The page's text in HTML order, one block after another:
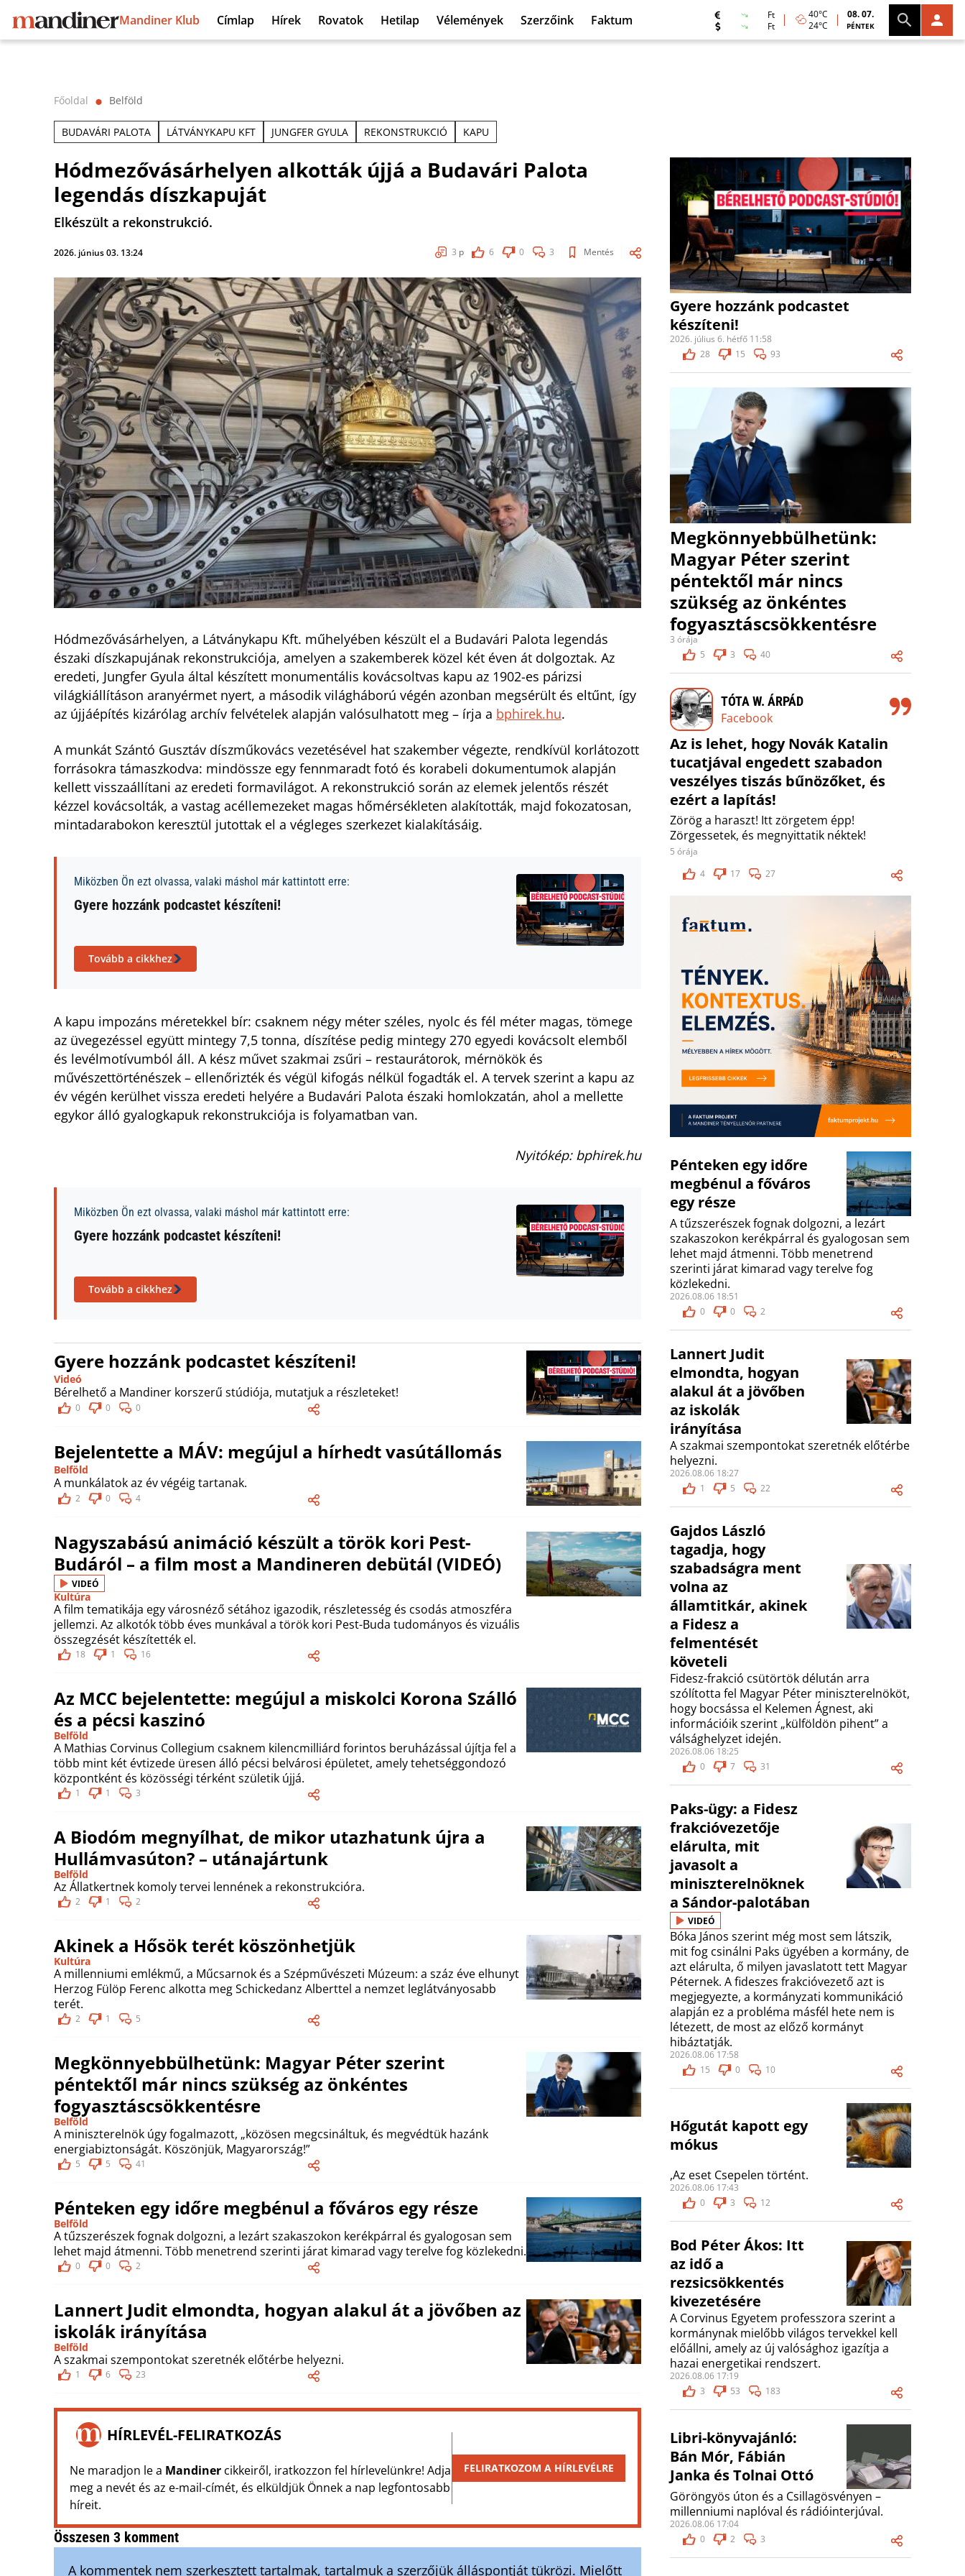
Mandiner Klub Címlap Hírek Rovatok Hetilap Vélemények Szerzőink Faktum
Ft
Ft
40°C
24°C
08. 07.
PÉNTEK
Főoldal ⬤ Belföld
BUDAVÁRI PALOTA LÁTVÁNYKAPU KFT JUNGFER GYULA REKONSTRUKCIÓ KAPU
Hódmezővásárhelyen alkották újjá a Budavári Palota
legendás díszkapuját
Elkészült a rekonstrukció.
2026. június 03. 13:24 3 p 6 0 3 Mentés
Hódmezővásárhelyen, a Látványkapu Kft. műhelyében készült el a Budavári Palota legendás
északi díszkapujának rekonstrukciója, amelyen a szakemberek közel két éven át dolgoztak. Az
eredeti, Jungfer Gyula által készített monumentális kovácsoltvas kapu az 1902-es párizsi
világkiállításon aranyérmet nyert, a második világháború végén azonban megsérült és eltűnt, így
az újjáépítés kizárólag archív felvételek alapján valósulhatott meg – írja a bphirek.hu.
A munkát Szántó Gusztáv díszműkovács vezetésével hat szakember végezte, rendkívül korlátozott
forrásokra támaszkodva: mindössze egy fennmaradt fotó és korabeli dokumentumok alapján
kellett visszaállítani az eredeti formavilágot. A rekonstrukció során az elemek jelentős részét
kézzel kovácsolták, a vastag acéllemezeket magas hőmérsékleten alakították, majd fokozatosan,
mintadarabokon keresztül jutottak el a végleges szerkezet kialakításáig.
Miközben Ön ezt olvassa, valaki máshol már kattintott erre:
Gyere hozzánk podcastet készíteni!
Tovább a cikkhez
A kapu impozáns méretekkel bír: csaknem négy méter széles, nyolc és fél méter magas, tömege
az üvegezéssel együtt mintegy 7,5 tonna, díszítése pedig mintegy 270 egyedi kovácsolt elemből
és levélmotívumból áll. A kész művet szakmai zsűri – restaurátorok, mérnökök és
művészettörténészek – ellenőrizték és végül kifogás nélkül fogadták el. A tervek szerint a kapu az
év végén kerülhet vissza eredeti helyére a Budavári Palota északi homlokzatán, ahol a mellette
egykor álló gyalogkapuk rekonstrukciója is folyamatban van.
Nyitókép: bphirek.hu
Miközben Ön ezt olvassa, valaki máshol már kattintott erre:
Gyere hozzánk podcastet készíteni!
Tovább a cikkhez
Gyere hozzánk podcastet készíteni!
Videó
Bérelhető a Mandiner korszerű stúdiója, mutatjuk a részleteket!
0 0 0
Bejelentette a MÁV: megújul a hírhedt vasútállomás
Belföld
A munkálatok az év végéig tartanak.
2 0 4
Nagyszabású animáció készült a török kori Pest-
Budáról – a film most a Mandineren debütál (VIDEÓ)
VIDEÓ
Kultúra
A film tematikája egy városnéző sétához igazodik, részletesség és csodás atmoszféra
jellemzi. Az alkotók több éves munkával a török kori Pest-Buda tudományos és vizuális
összegzését készítették el.
18 1 16
Az MCC bejelentette: megújul a miskolci Korona Szálló
és a pécsi kaszinó
Belföld
A Mathias Corvinus Collegium csaknem kilencmilliárd forintos beruházással újítja fel a
több mint két évtizede üresen álló pécsi belvárosi épületet, amely tehetséggondozó
központként és közösségi térként születik újjá.
1 1 3
A Biodóm megnyílhat, de mikor utazhatunk újra a
Hullámvasúton? – utánajártunk
Belföld
Az Állatkertnek komoly tervei lennének a rekonstrukcióra.
2 1 2
Akinek a Hősök terét köszönhetjük
Kultúra
A millenniumi emlékmű, a Műcsarnok és a Szépművészeti Múzeum: a száz éve elhunyt
Herzog Fülöp Ferenc alkotta meg Schickedanz Alberttel a nemzet leglátványosabb
terét.
2 1 5
Megkönnyebbülhetünk: Magyar Péter szerint
péntektől már nincs szükség az önkéntes
fogyasztáscsökkentésre
Belföld
A miniszterelnök úgy fogalmazott, „közösen megcsináltuk, és megvédtük hazánk
energiabiztonságát. Köszönjük, Magyarország!”
5 5 41
Pénteken egy időre megbénul a főváros egy része
Belföld
A tűzszerészek fognak dolgozni, a lezárt szakaszokon kerékpárral és gyalogosan sem
lehet majd átmenni. Több menetrend szerinti járat kimarad vagy terelve fog közlekedni.
0 0 2
Lannert Judit elmondta, hogyan alakul át a jövőben az
iskolák irányítása
Belföld
A szakmai szempontokat szeretnék előtérbe helyezni.
1 6 23
HÍRLEVÉL-FELIRATKOZÁS
Ne maradjon le a Mandiner cikkeiről, iratkozzon fel hírlevelünkre! Adja
meg a nevét és az e-mail-címét, és elküldjük Önnek a nap legfontosabb
híreit.
FELIRATKOZOM A HÍRLEVÉLRE
Összesen 3 komment
A kommentek nem szerkesztett tartalmak, tartalmuk a szerzőjük álláspontját tükrözi. Mielőtt
Gyere hozzánk podcastet
készíteni!
2026. július 6. hétfő 11:58
28
15 93
Megkönnyebbülhetünk:
Magyar Péter szerint
péntektől már nincs
szükség az önkéntes
fogyasztáscsökkentésre
3 órája
5
3 40
TÓTA W. ÁRPÁD
Facebook
Az is lehet, hogy Novák Katalin
tucatjával engedett szabadon
veszélyes tiszás bűnözőket, és
ezért a lapítás!
Zörög a haraszt! Itt zörgetem épp!
Zörgessetek, és megnyittatik néktek!
5 órája
4
17 27
Pénteken egy időre
megbénul a főváros
egy része
A tűzszerészek fognak dolgozni, a lezárt
szakaszokon kerékpárral és gyalogosan sem
lehet majd átmenni. Több menetrend
szerinti járat kimarad vagy terelve fog
közlekedni.
2026.08.06 18:51
0
0 2
Lannert Judit
elmondta, hogyan
alakul át a jövőben
az iskolák
irányítása
A szakmai szempontokat szeretnék előtérbe
helyezni.
2026.08.06 18:27
1
5 22
Gajdos László
tagadja, hogy
szabadságra ment
volna az
államtitkár, akinek
a Fidesz a
felmentését
követeli
Fidesz-frakció csütörtök délután arra
szólította fel Magyar Péter miniszterelnököt,
hogy bocsássa el Kelemen Ágnest, aki
információik szerint „külföldön pihent” a
válsághelyzet idején.
2026.08.06 18:25
0
7 31
Paks-ügy: a Fidesz
frakcióvezetője
elárulta, mit
javasolt a
miniszterelnöknek
a Sándor-palotában
VIDEÓ
Bóka János szerint még most sem látszik,
mit fog csinálni Paks ügyében a kormány, de
azt elárulta, ő milyen javaslatott tett Magyar
Péternek. A fideszes frakcióvezető azt is
megjegyezte, a kormányzati kommunikáció
alapján ez a probléma másfél hete nem is
létezett, de most az előző kormányt
hibáztatják.
2026.08.06 17:58
15
0 10
Hőgutát kapott egy
mókus
,Az eset Csepelen történt.
2026.08.06 17:43
0
3 12
Bod Péter Ákos: Itt
az idő a
rezsicsökkentés
kivezetésére
A Corvinus Egyetem professzora szerint a
kormánynak mielőbb világos tervekkel kell
előállni, amely az új valósághoz igazítja a
hazai energetikai rendszert.
2026.08.06 17:19
3
53 183
Libri-könyvajánló:
Bán Mór, Fábián
Janka és Tolnai Ottó
Göröngyös úton és a Csillagösvényen –
millenniumi naplóval és rádióinterjúval.
2026.08.06 17:04
0
2 3